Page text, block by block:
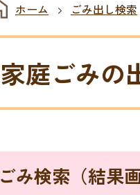
ホーム ごみ出し検索
家庭ごみの
ごみ検索 （結果